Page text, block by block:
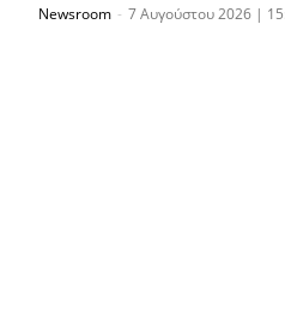
Newsroom - 7 Αυγούστου 2026 |